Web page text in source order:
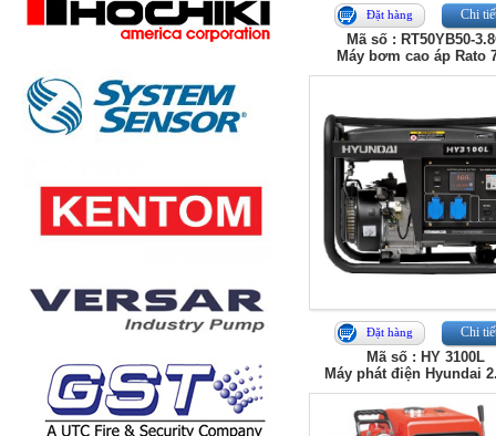
Đặt hàng Chi
Mã số : RT50YB50-
Máy bơm cao áp Rato
Đặt hàng Chi
Mã số : HY 3100L
Máy phát điện Hyundai